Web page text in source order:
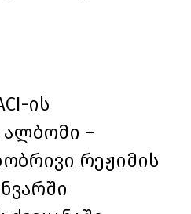
ის
–
რეჟიმის